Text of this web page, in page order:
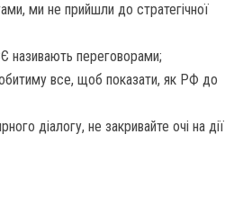
ми не прийшли до стратегічної
називають переговорами;
все, щоб показати, як РФ до
діалогу, не закривайте очі на дії